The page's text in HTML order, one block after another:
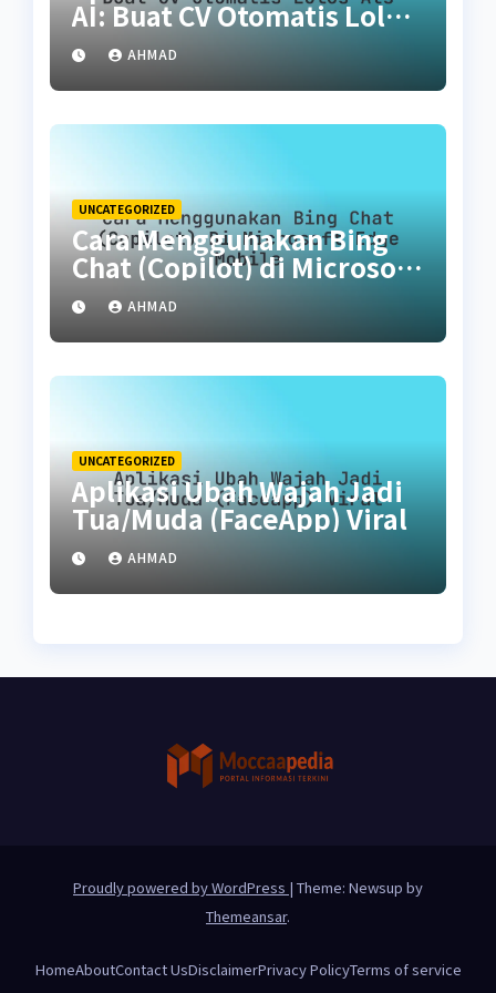
AI: Buat CV Otomatis Lolos
ATS AHMAD
UNCATEGORIZED
Cara Menggunakan Bing
Chat (Copilot) di Microsoft
Edge Mobile
AHMAD
UNCATEGORIZED
Aplikasi Ubah Wajah Jadi
Tua/Muda (FaceApp) Viral
AHMAD
Proudly powered by WordPress | Theme: Newsup by
Themeansar.
HomeAboutContact UsDisclaimerPrivacy PolicyTerms of service